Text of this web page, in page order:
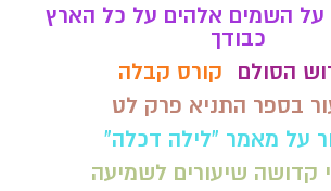
על השמים אלהים על כל הארץ
כבודך
הסולם
קורס קבלה
בספר התניא פרק לט
על מאמר "לילה דכלה"
קדושה שיעורים לשמיעה